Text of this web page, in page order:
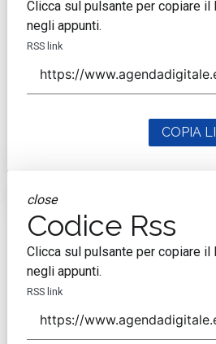
Clicca sul pulsante per copiare il
negli appunti.
RSS link
COPIA
close
Codice Rss
Clicca sul pulsante per copiare il
negli appunti.
RSS link